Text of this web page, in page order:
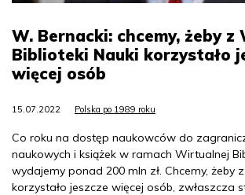
W. Bernacki: chcemy, żeby
Biblioteki Nauki korzystało
więcej osób
15.07.2022 Polska po 1989 roku
Co roku na dostęp naukowców do
naukowych i książek w ramach Wirtualnej
wydajemy ponad 200 mln zł. Chcemy, żeby
korzystało jeszcze więcej osób, zwłaszcza